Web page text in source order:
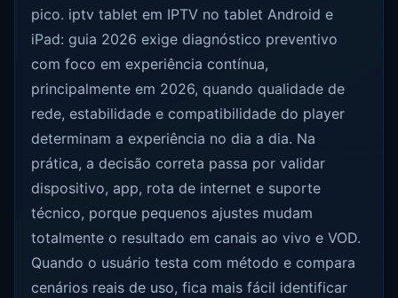
pico. iptv tablet em IPTV no tablet Android e
iPad: guia 2026 exige diagnóstico preventivo
com foco em experiência contínua,
principalmente em 2026, quando qualidade de
rede, estabilidade e compatibilidade do player
determinam a experiência no dia a dia. Na
prática, a decisão correta passa por validar
dispositivo, app, rota de internet e suporte
técnico, porque pequenos ajustes mudam
totalmente o resultado em canais ao vivo e VOD.
Quando o usuário testa com método e compara
cenários reais de uso, fica mais fácil identificar